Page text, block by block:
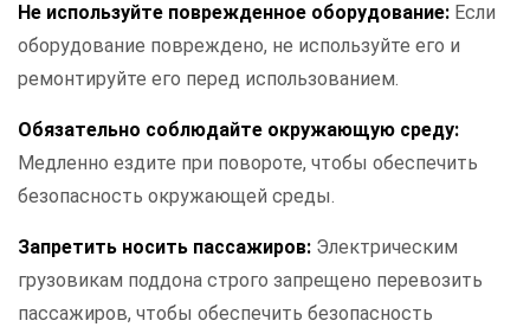
Не используйте поврежденное оборудование: Если
оборудование повреждено, не используйте его и
ремонтируйте его перед использованием.
Обязательно соблюдайте окружающую среду:
Медленно ездите при повороте, чтобы обеспечить
безопасность окружающей среды.
Запретить носить пассажиров: Электрическим
грузовикам поддона строго запрещено перевозить
пассажиров, чтобы обеспечить безопасность